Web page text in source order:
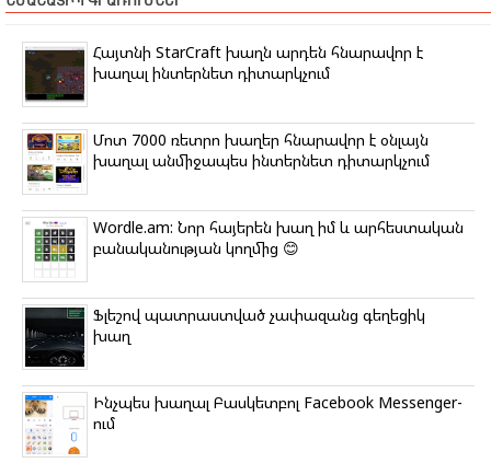
e
b
o
k
t
r
g
a
m
k
a
s
s
i
k
s
p
r
Հայտնի StarCraft խաղն արդեն հնարավոր է
խաղալ ինտերնետ դիտարկչում
Մոտ 7000 ռետրո խաղեր հնարավոր է օնլայն
խաղալ անմիջապես ինտերնետ դիտարկչում
Wordle.am: Նոր հայերեն խաղ իմ և արհեստական
բանականության կողմից 😊
Ֆլեշով պատրաստված չափազանց գեղեցիկ
խաղ
Ինչպես խաղալ Բասկետբոլ Facebook Messenger-
ում